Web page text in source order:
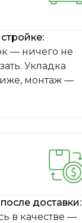
— ничего не
Укладка
монтаж —
доставки:
в качестве —